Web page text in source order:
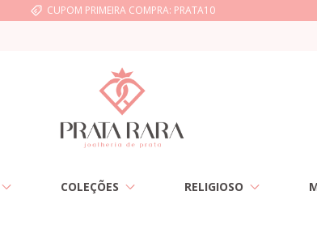
CUPOM PRIMEIRA COMPRA: PRATA10
COLEÇÕES RELIGIOSO